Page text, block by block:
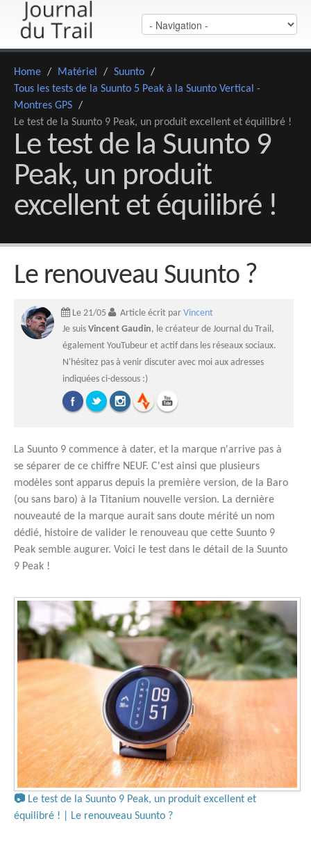
Home / Matériel / Suunto /
Tous les tests de la Suunto 5 Peak à la Suunto Vertical -
Montres GPS /
Le test de la Suunto 9 Peak, un produit excellent et équilibré !
Le test de la Suunto 9
Peak, un produit
excellent et équilibré !
Le renouveau Suunto ?
Le 21/05 Article écrit par Vincent
Je suis Vincent Gaudin, le créateur de Journal du Trail,
également YouTubeur et actif dans les réseaux sociaux.
N'hésitez pas à venir discuter avec moi aux adresses
indiquées ci-dessous :)
La Suunto 9 commence à dater, et la marque n'arrive pas à
se séparer de ce chiffre NEUF. C'est ainsi que plusieurs
modèles sont apparus depuis la première version, de la Baro
(ou sans baro) à la Titanium nouvelle version. La dernière
nouveauté de la marque aurait sans doute mérité un nom
dédié, histoire de valider le renouveau que cette Suunto 9
Peak semble augurer. Voici le test dans le détail de la Suunto
9 Peak !
📷 Le test de la Suunto 9 Peak, un produit excellent et
équilibré ! | Le renouveau Suunto ?